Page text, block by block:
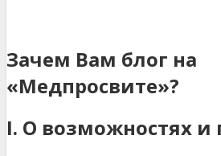
Зачем Вам блог на
«Медпросвите»?
I. О возможностях и